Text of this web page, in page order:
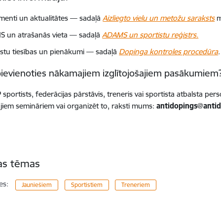
un aktualitātes — sadaļāAizliegto vielu un metožu saraksts
un atrašanās vieta — sadaļāADAMS un sportistu reģistrs.
tiesības un pienākumi — sadaļā Dopinga kontroles procedūra.
nākamajiem izglītojošajiem
sportists, federācijas pārstāvis, treneris vai sportista atbalsta
semināriem vai organizēt to, raksti mums:
tēmas
Jauniešiem Sportistiem Treneriem